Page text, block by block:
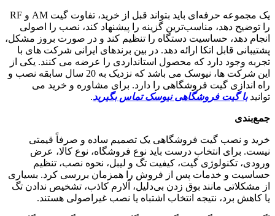
یک مجموعه حرفه‌ای باید بتواند قبل از خرید، تفاوت گیت AM و RF
را توضیح دهد، مناسب‌ترین گزینه را پیشنهاد کند، نصب را اصولی
انجام دهد، حساسیت دستگاه را تنظیم کند و در صورت بروز مشکل،
پشتیبانی قابل اتکا ارائه دهد. در بین برندهای ایرانی شرکت های با
تجربه وجود دارد که محصول استانداردی را عرضه می کنند. یکی از
این شرکت ها، نیوسک می باشد که نزدیک به 20 سال سابقه نصب و
راه اندازی گیت فروشگاهی را دارد. برای مشاوره و خرید می
توانیدبا گیت فروشگاهی نیوسک تماس بگیرید.
جمعبندی
خرید و نصب گیت فروشگاهی یک تصمیم ساده و صرفاً قیمتی
نیست. برای انتخاب درست باید نوع فروشگاه، نوع کالا، عرض
ورودی، تکنولوژی گیت، کیفیت تگ و لیبل، نحوه نصب، تنظیم
حساسیت و خدمات پس از فروش را همزمان بررسی کرد. بسیاری
از مشکلاتی مانند بوق زدن بی‌دلیل، آلارم کاذب، تشخیص ندادن تگ
یا کاهش برد، نتیجه انتخاب اشتباه یا نصب غیراصولی هستند.